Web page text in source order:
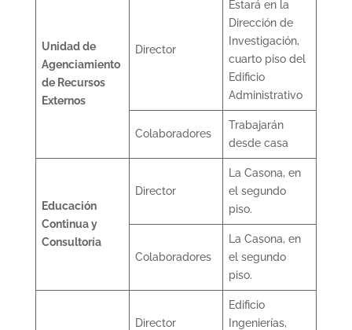
Unidad de
Agenciamiento
de Recursos
Externos
Director
Estará en la
Dirección de
Investigación,
cuarto piso del
Edificio
Administrativo
Colaboradores
Trabajarán
desde casa
Educación
Continua y
Consultoría
Director
La Casona, en
el segundo
piso.
Colaboradores
La Casona, en
el segundo
piso.
Director
Edificio
Ingenierías,